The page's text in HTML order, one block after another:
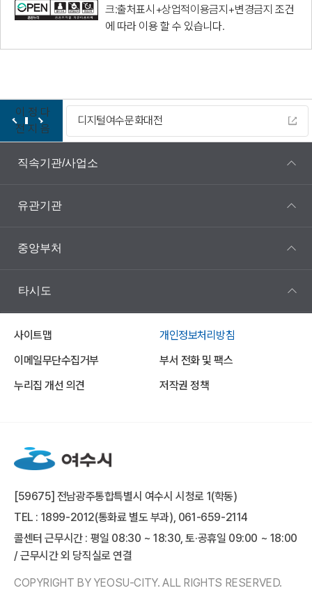
크:출처표시+상업적이용금지+변경금지 조건
에 따라 이용 할 수 있습니다.
이
전
정
지
다
음
디지털여수문화대전
직속기관/사업소
유관기관
중앙부처
타시도
사이트맵
개인정보처리방침
이메일무단수집거부
부서 전화 및 팩스
누리집 개선 의견
저작권 정책
[59675] 전남광주통합특별시 여수시 시청로 1(학동)
TEL : 1899-2012(통화료 별도 부과), 061-659-2114
콜센터 근무시간 : 평일 08:30 ~ 18:30, 토·공휴일 09:00 ~ 18:00
/ 근무시간 외 당직실로 연결
COPYRIGHT BY YEOSU-CITY. ALL RIGHTS RESERVED.